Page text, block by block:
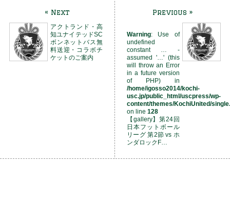
« Next
アクトランド・高
知ユナイテッドSC
ボンネットバス無
料送迎・コラボチ
ケットのご案内
Previous »
Warning: Use of
undefined
constant … -
assumed '…' (this
will throw an Error
in a future version
of PHP) in
/home/igosso2014/kochi-
usc.jp/public_html/uscpress/wp-
content/themes/KochiUnited/
on line 128
【gallery】第24回
日本フットボール
リーグ 第2節 vs ホ
ンダロックF…